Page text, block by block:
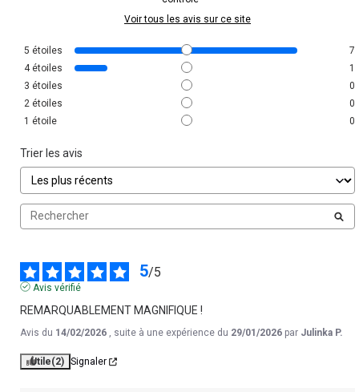
Voir tous les avis sur ce site
5 étoiles
7
4 étoiles
1
3 étoiles
0
2 étoiles
0
1 étoile 0
Trier les avis
5/5
Avis vérifié
REMARQUABLEMENT MAGNIFIQUE !
Avis du 14/02/2026 , suite à une expérience du 29/01/2026 par Julinka P.
Utile(2) Signaler